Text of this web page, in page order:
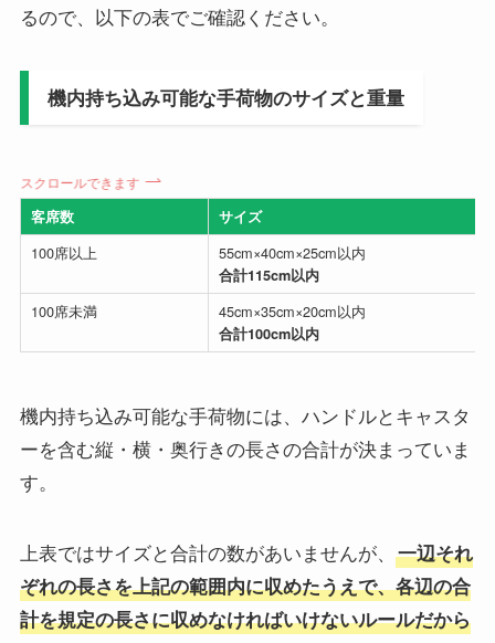
るので、以下の表でご確認ください。
機内持ち込み可能な手荷物のサイズと重量
スクロールできます
客席数 サイズ
100席以上 55cm×40cm×25cm以内
合計115cm以内
100席未満 45cm×35cm×20cm以内
合計100cm以内
機内持ち込み可能な手荷物には、ハンドルとキャスタ
ーを含む縦・横・奥行きの長さの合計が決まっていま
す。
上表ではサイズと合計の数があいませんが、
一辺それ
ぞれの長さを上記の範囲内に収めたうえで、各辺の合
計を規定の長さに収めなければいけないルールだから